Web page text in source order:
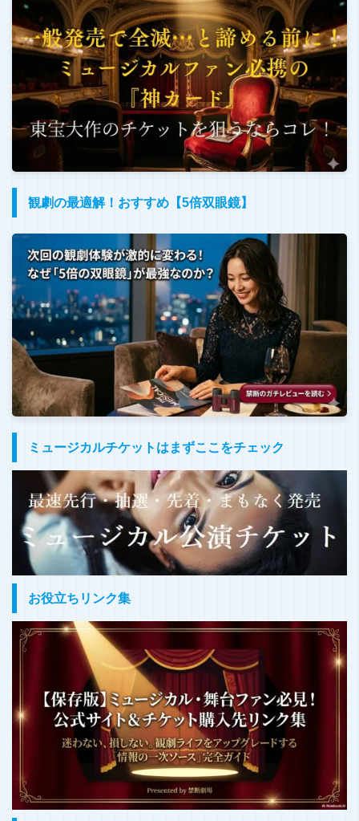
観劇の最適解！おすすめ【5倍双眼鏡】
ミュージカルチケットはまずここをチェック
お役立ちリンク集